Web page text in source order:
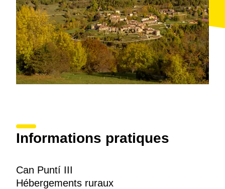
Informations pratiques
Can Puntí III
Hébergements ruraux